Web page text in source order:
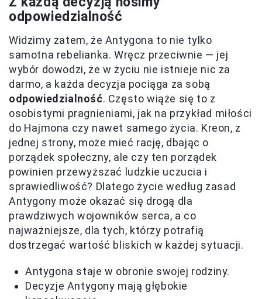
odpowiedzialność
Widzimy zatem, że Antygona to nie tylko
samotna rebelianka. Wręcz przeciwnie — jej
wybór dowodzi, że w życiu nie istnieje nic za
darmo, a każda decyzja pociąga za sobą
odpowiedzialność. Często wiąże się to z
osobistymi pragnieniami, jak na przykład miłości
do Hajmona czy nawet samego życia. Kreon, z
jednej strony, może mieć rację, dbając o
porządek społeczny, ale czy ten porządek
powinien przewyższać ludzkie uczucia i
sprawiedliwość? Dlatego życie według zasad
Antygony może okazać się drogą dla
prawdziwych wojowników serca, a co
najważniejsze, dla tych, którzy potrafią
dostrzegać wartość bliskich w każdej sytuacji.
Antygona staje w obronie swojej rodziny.
Decyzje Antygony mają głębokie